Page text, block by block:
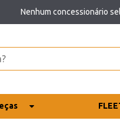
Nenhum concessionário